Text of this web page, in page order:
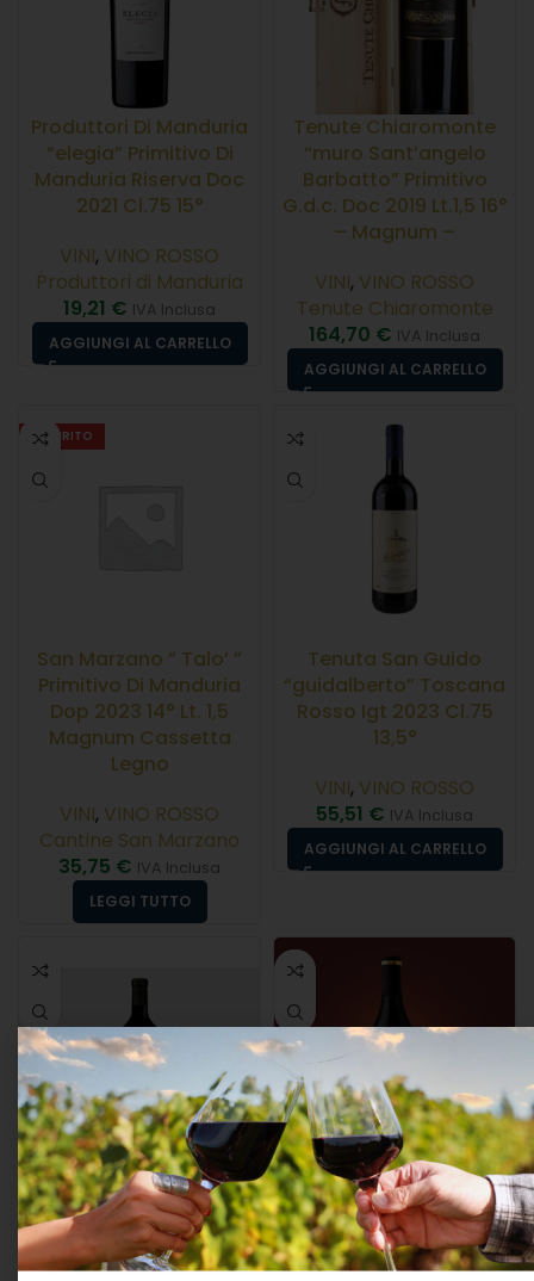
Produttori Di Manduria
“elegia” Primitivo Di
Manduria Riserva Doc
2021 Cl.75 15°
VINI, VINO ROSSO
Produttori di Manduria
19,21 € IVA Inclusa
AGGIUNGI AL CARRELLO
Tenute Chiaromonte
“muro Sant’angelo
Barbatto” Primitivo
G.d.c. Doc 2019 Lt.1,5 16°
– Magnum –
VINI, VINO ROSSO
Tenute Chiaromonte
164,70 € IVA Inclusa
AGGIUNGI AL CARRELLO
ESAURITO
San Marzano ” Talo’ ”
Primitivo Di Manduria
Dop 2023 14° Lt. 1,5
Magnum Cassetta
Legno
VINI, VINO ROSSO
Cantine San Marzano
35,75 € IVA Inclusa
LEGGI TUTTO
Tenuta San Guido
“guidalberto” Toscana
Rosso Igt 2023 Cl.75
13,5°
VINI, VINO ROSSO
55,51 € IVA Inclusa
AGGIUNGI AL CARRELLO
Torrevento “bolonero”
Castel Del Monte Rosso
Doc 2022 Cl.75 13°
Tenuta Giustini Arcano
Primitivo Salento Igp
2025 Cl.75 13°